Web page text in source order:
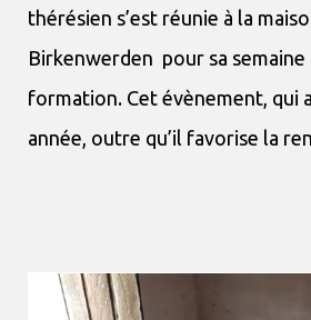
thérésien s’est réunie à la
Birkenwerden pour sa semaine
formation. Cet évènement, qui
année, outre qu’il favorise la